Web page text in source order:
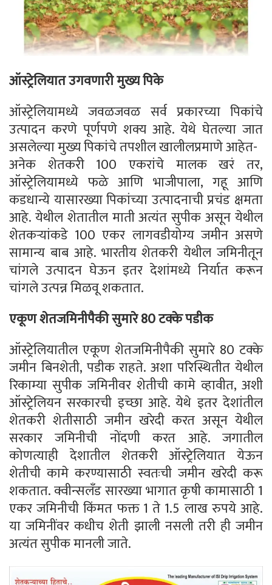
ऑस्ट्रेलियात उगवणारी मुख्य पिके
ऑस्ट्रेलियामध्ये जवळजवळ सर्व प्रकारच्या पिकांचे
उत्पादन करणे पूर्णपणे शक्य आहे. येथे घेतल्या जात
असलेल्या मुख्य पिकांचे तपशील खालीलप्रमाणे आहेत-
अनेक शेतकरी 100 एकरांचे मालक खरं तर,
ऑस्ट्रेलियामध्ये फळे आणि भाजीपाला, गहू आणि
कडधान्ये यासारख्या पिकांच्या उत्पादनाची प्रचंड क्षमता
आहे. येथील शेतातील माती अत्यंत सुपीक असून येथील
शेतकर्‍यांकडे 100 एकर लागवडीयोग्य जमीन असणे
सामान्य बाब आहे. भारतीय शेतकरी येथील जमिनीतून
चांगले उत्पादन घेऊन इतर देशांमध्ये निर्यात करून
चांगले उत्पन्न मिळवू शकतात.
एकूण शेतजमिनीपैकी सुमारे 80 टक्के पडीक
ऑस्ट्रेलियातील एकूण शेतजमिनीपैकी सुमारे 80 टक्के
जमीन बिनशेती, पडीक राहते. अशा परिस्थितीत येथील
रिकाम्या सुपीक जमिनीवर शेतीची कामे व्हावीत, अशी
ऑस्ट्रेलियन सरकारची इच्छा आहे. येथे इतर देशांतील
शेतकरी शेतीसाठी जमीन खरेदी करत असून येथील
सरकार जमिनीची नोंदणी करत आहे. जगातील
कोणत्याही देशातील शेतकरी ऑस्ट्रेलियात येऊन
शेतीची कामे करण्यासाठी स्वतःची जमीन खरेदी करू
शकतात. क्वीन्सलँड सारख्या भागात कृषी कामासाठी 1
एकर जमिनीची किंमत फक्त 1 ते 1.5 लाख रुपये आहे.
या जमिनींवर कधीच शेती झाली नसली तरी ही जमीन
अत्यंत सुपीक मानली जाते.